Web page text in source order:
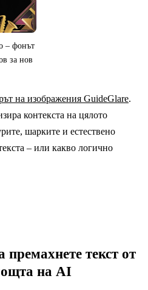
– фонът
за нов
на изображения GuideGlare.
контекста на цялото
шарките и естествено
– или какво логично
премахнете текст от
на AI